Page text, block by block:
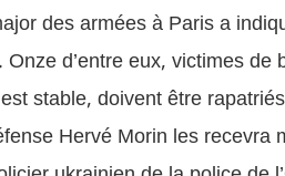
des armées à Paris a
d’entre eux, victimes
stable, doivent être
Hervé Morin les